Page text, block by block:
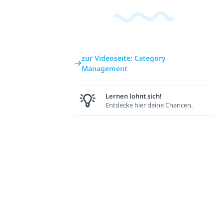
zur Videoseite: Category
Management
Lernen lohnt sich!
Entdecke hier deine Chancen.